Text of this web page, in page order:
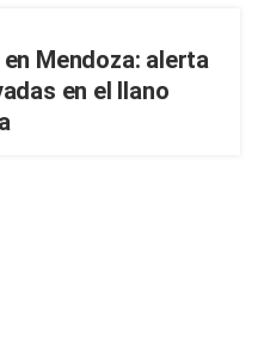
Mendoza: alerta
en el llano